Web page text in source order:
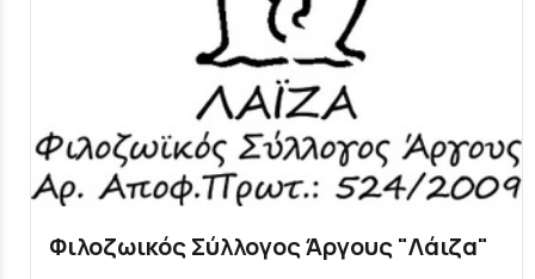
Φιλοζωικός Σύλλογος Άργους "Λάιζα"